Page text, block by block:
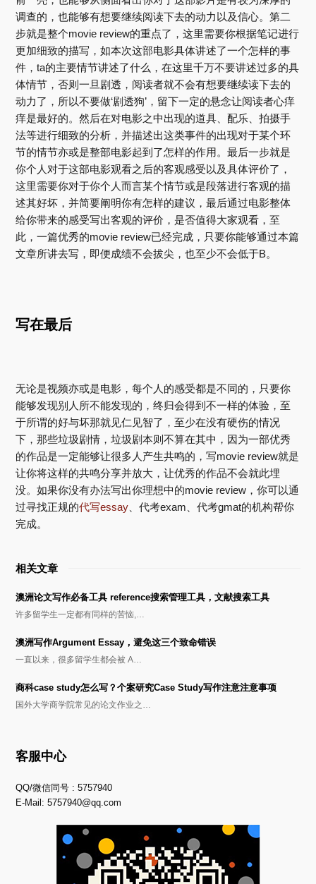
调查的，也能够有想要继续阅读下去的动力以及信心。第二
步就是整个movie review的重点了，这里需要你根据笔记进行
更加细致的描写，如本次这部电影具体讲述了一个怎样的事
件，ta的主要情节讲述了什么，在这里千万不要讲述过多的具
体情节，否则一旦剧透，阅读者就不会有想要继续读下去的
动力了，所以不要做‘剧透狗’，留下一定的悬念让阅读者心痒
痒是最好的。然后在对电影之中出现的道具、配乐、拍摄手
法等进行细致的分析，并描述出这类事件的出现对于某个环
节的情节亦或是整部电影起到了怎样的作用。最后一步就是
你个人对于这部电影观看之后的客观感受以及具体评价了，
这里需要你对于你个人而言某个情节或是段落进行客观的描
述其好坏，并简要阐明你有怎样的建议，最后通过电影整体
给你带来的感受写出客观的评价，是否值得大家观看，至
此，一篇优秀的movie review已经完成，只要你能够通过本篇
文章所讲去写，即便成绩不会拔尖，也至少不会低于B。
写在最后
无论是视频亦或是电影，每个人的感受都是不同的，只要你
能够发现别人所不能发现的，终归会得到不一样的体验，至
于所谓的好与坏那就见仁见智了，至少在没有硬伤的情况
下，那些垃圾剧情，垃圾剧本则不算在其中，因为一部优秀
的作品是一定能够让很多人产生共鸣的，写movie review就是
让你将这样的共鸣分享并放大，让优秀的作品不会就此埋
没。如果你没有办法写出你理想中的movie review，你可以通
过寻找正规的代写essay 、代考exam、代考gmat的机构帮你
完成。
相关文章
澳洲论文写作必备工具 reference搜索管理工具，文献搜索工具
许多留学生一定都有同样的苦恼,…
澳洲写作Argument Essay，避免这三个致命错误
一直以来，很多留学生都会被 A…
商科case study怎么写？个案研究Case Study写作注意注意事项
国外大学商学院常见的论文作业之…
客服中心
QQ/微信同号 : 5757940
E-Mail:5757940@qq.com